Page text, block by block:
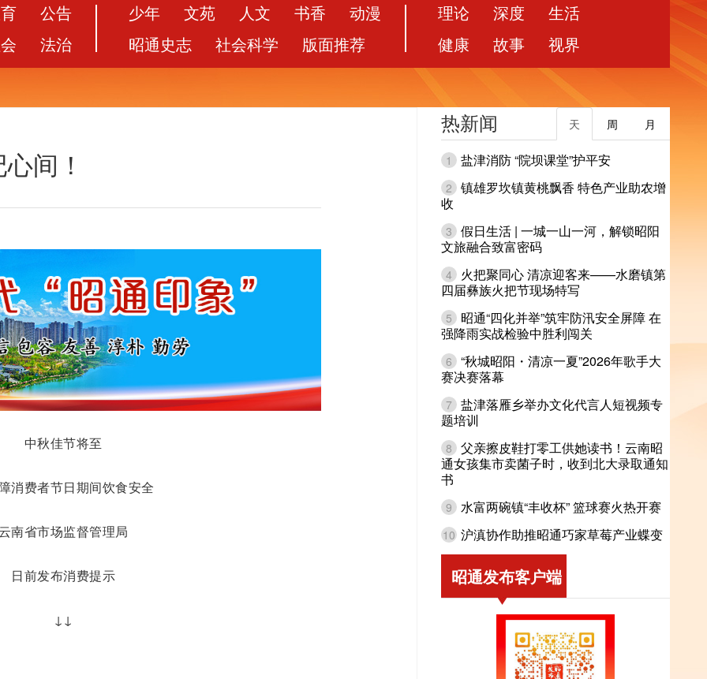
公告
法治
少年 文苑 人文 书香
动漫
昭通史志
社会科学 版面推荐
理论 深度
生活
健康
故事 视界
间！
中秋佳节将至
消费者节日期间饮食安全
南省市场监督管理局
日前发布消费提示
↓↓
热新闻 月
周
天
1 盐津消防 “院坝课堂”护平安
2 镇雄罗坎镇黄桃飘香 特色产业助农增
收
3 假日生活 | 一城一山一河，解锁昭阳
文旅融合致富密码
4
火把聚同心 清凉迎客来——水磨镇第
四届彝族火把节现场特写
5
昭通“四化并举”筑牢防汛安全屏障 在
强降雨实战检验中胜利闯关
6 “秋城昭阳・清凉一夏”2026年歌手大
赛决赛落幕
7 盐津落雁乡举办文化代言人短视频专
题培训
8 父亲擦皮鞋打零工供她读书！云南昭
通女孩集市卖菌子时，收到北大录取通知
书
9 水富两碗镇“丰收杯” 篮球赛火热开赛
10 沪滇协作助推昭通巧家草莓产业蝶变
昭通发布客户端